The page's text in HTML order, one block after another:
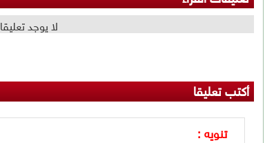
لا يوجد
أكتب تعليقا
تنويه :